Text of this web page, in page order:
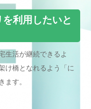
利用したいと
生活が継続できるよ
け橋となれるよう「に
ます。